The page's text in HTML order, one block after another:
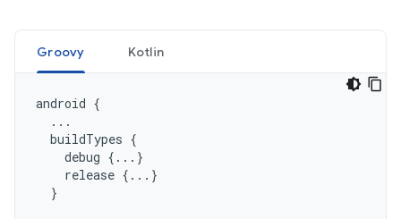
Groovy Kotlin
android {
...
buildTypes {
debug {...}
release {...}
}